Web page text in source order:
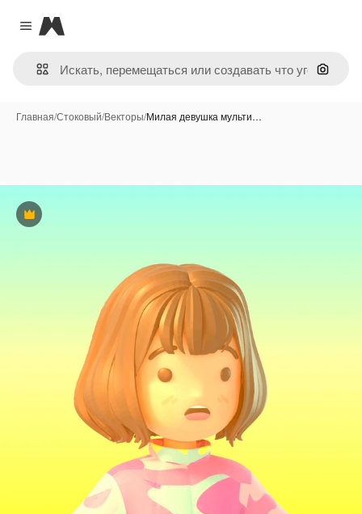
Close menu
Magnific
Поиск
Главная/Стоковый/Векторы/Милая девушка мульти…
Премиум